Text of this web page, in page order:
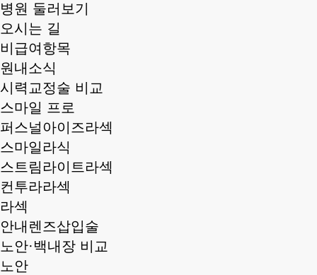
병원 둘러보기
오시는 길
비급여항목
원내소식
시력교정술 비교
스마일 프로
퍼스널아이즈라섹
스마일라식
스트림라이트라섹
컨투라라섹
라섹
안내렌즈삽입술
노안·백내장 비교
노안